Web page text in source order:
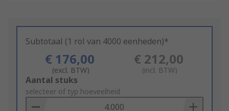
Subtotaal (1 rol van 4000 eenheden)*
€ 176,00
(excl. BTW)
€ 212,00
(incl. BTW)
Add
to
Basket
Aantal stuks
selecteer of typ hoeveelheid